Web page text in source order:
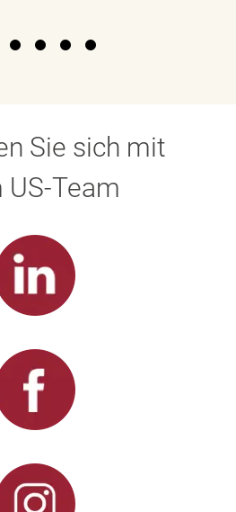
Sie sich mit
US-Team